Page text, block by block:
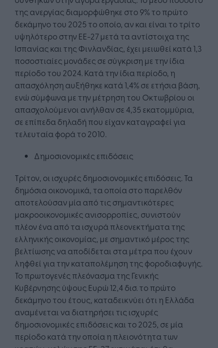
της ανεργίας διαμορφώθηκε στο 9% το πρώτο
δεκάμηνο του 2025 το οποίο, αν και είναι το τρίτο
υψηλότερο στην ΕΕ-27 μετά τα αντίστοιχα της
Ισπανίας και της Φινλανδίας, έχει μειωθεί κατά 1,3
ποσοστιαίες μονάδες σε σύγκριση με την ίδια
περίοδο του 2024. Κατά την ίδια περίοδο, η
απασχόληση αυξήθηκε κατά 1,4% σε ετήσια βάση,
ενώ σύμφωνα με την μέτρηση του Οκτωβρίου οι
απασχολούμενοι ανήλθαν σε 4,35 εκατομμύρια,
σε επίπεδα δηλαδή που είχαν καταγραφεί για
τελευταία φορά το 2010.
Δημοσιονομικές επιδόσεις
Τρίτον, οι ισχυρές δημοσιονομικές επιδόσεις. Τα
δημόσια οικονομικά, τα οποία στο παρελθόν
αποτελούσαν μία από τις σημαντικότερες
μακροοικονομικές ανισορροπίες, συνιστούν
πλέον ένα από τα ισχυρά πλεονεκτήματα της
ελληνικής οικονομίας, με σημαντικό μέρος της
βελτίωσης να αποδίδεται στα μέτρα που έχουν
ληφθεί για την καταπολέμηση της φοροδιαφυγής.
Το πρωτογενές πλεόνασμα της Γενικής
Κυβέρνησης ύψους Ευρώ 12,4 δισ. το πρώτο
δεκάμηνο του έτους, καταδεικνύει ότι η Ελλάδα
αναμένεται να διατηρήσει τις ισχυρές
δημοσιονομικές επιδόσεις και το 2025, σε μία
περίοδο κατά την οποία η πλειονότητα των